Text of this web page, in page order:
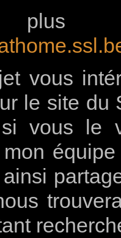
vous
le site du
vous le
équipe